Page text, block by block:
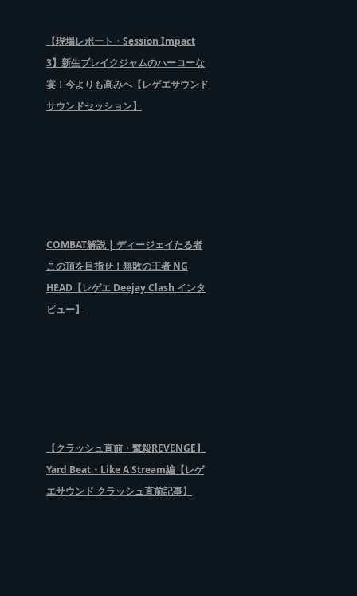
【現場レポート・Session Impact
3】新生ブレイクジャムのハーコーな
宴！今よりも高みへ【レゲエサウンド
サウンドセッション】
COMBAT解説 | ディージェイたる者
この頂を目指せ！無敗の王者 NG
HEAD【レゲエ Deejay Clash インタ
ビュー】
【クラッシュ直前・撃殺REVENGE】
Yard Beat・Like A Stream編【レゲ
エサウンド クラッシュ直前記事】